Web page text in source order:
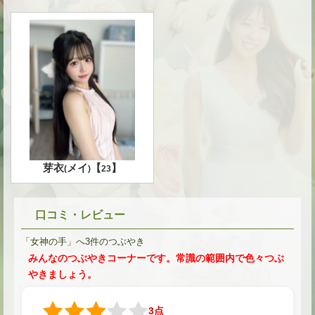
★
★
★
芽衣(メイ) 【23】
口コミ・レビュー
「女神の手」へ3件のつぶやき
みんなのつぶやきコーナーです。常識の範囲内で色々つぶ
やきましょう。
3点